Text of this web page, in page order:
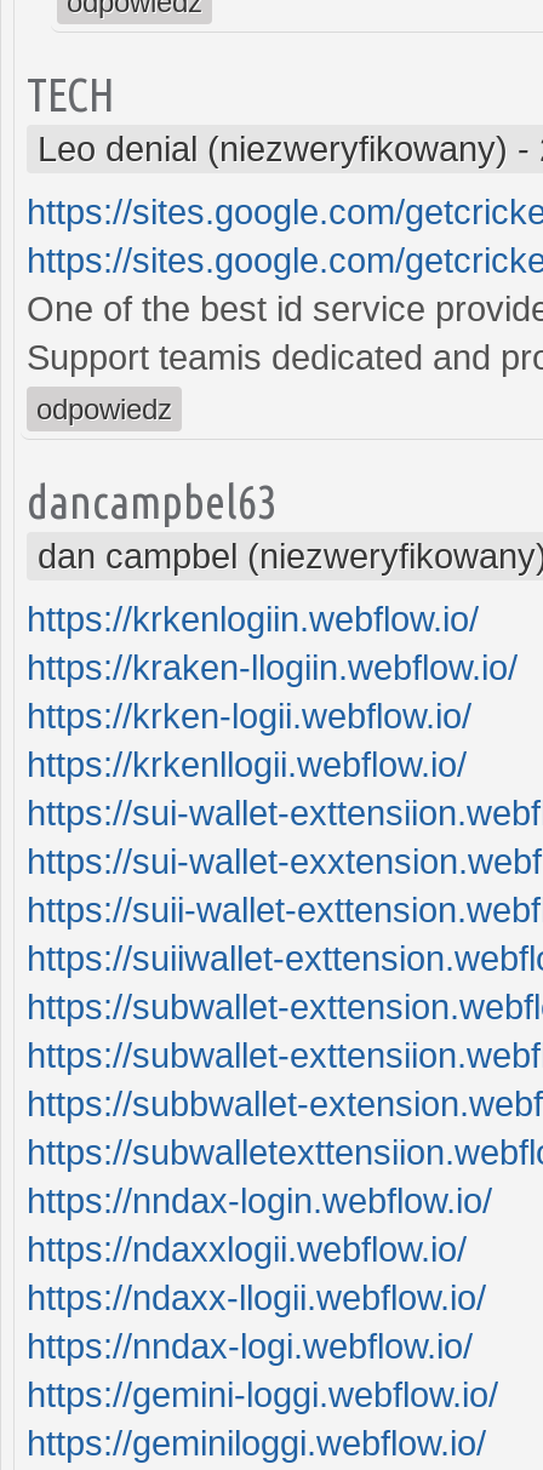
TECH
Leo denial (niezweryfikowany) -
https://sites.google.com/
https://sites.google.com/
One of the best id service
Support teamis dedicated and
odpowiedz
dancampbel63
dan campbel
https://krkenlogiin.webflow.io/
https://kraken-llogiin.webflow.io/
https://krken-logii.webflow.io/
https://krkenllogii.webflow.io/
https://sui-wallet-
https://sui-wallet-
https://suii-wallet-
https://suiiwallet-
https://subwallet-
https://subwallet-
https://subbwallet-
https://
https://nndax-login.webflow.io/
https://ndaxxlogii.webflow.io/
https://ndaxx-llogii.webflow.io/
https://nndax-logi.webflow.io/
https://gemini-loggi.webflow.io/
https://geminiloggi.webflow.io/